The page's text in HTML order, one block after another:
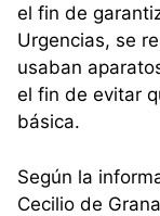
el fin de
Urgencias, se
usaban
el fin de evitar
básica.
Según la
Cecilio de